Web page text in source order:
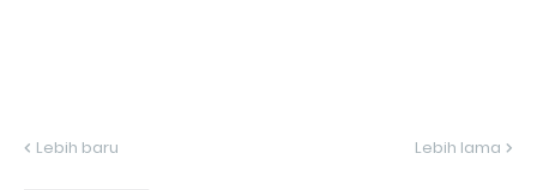
Lebih baru Lebih lama